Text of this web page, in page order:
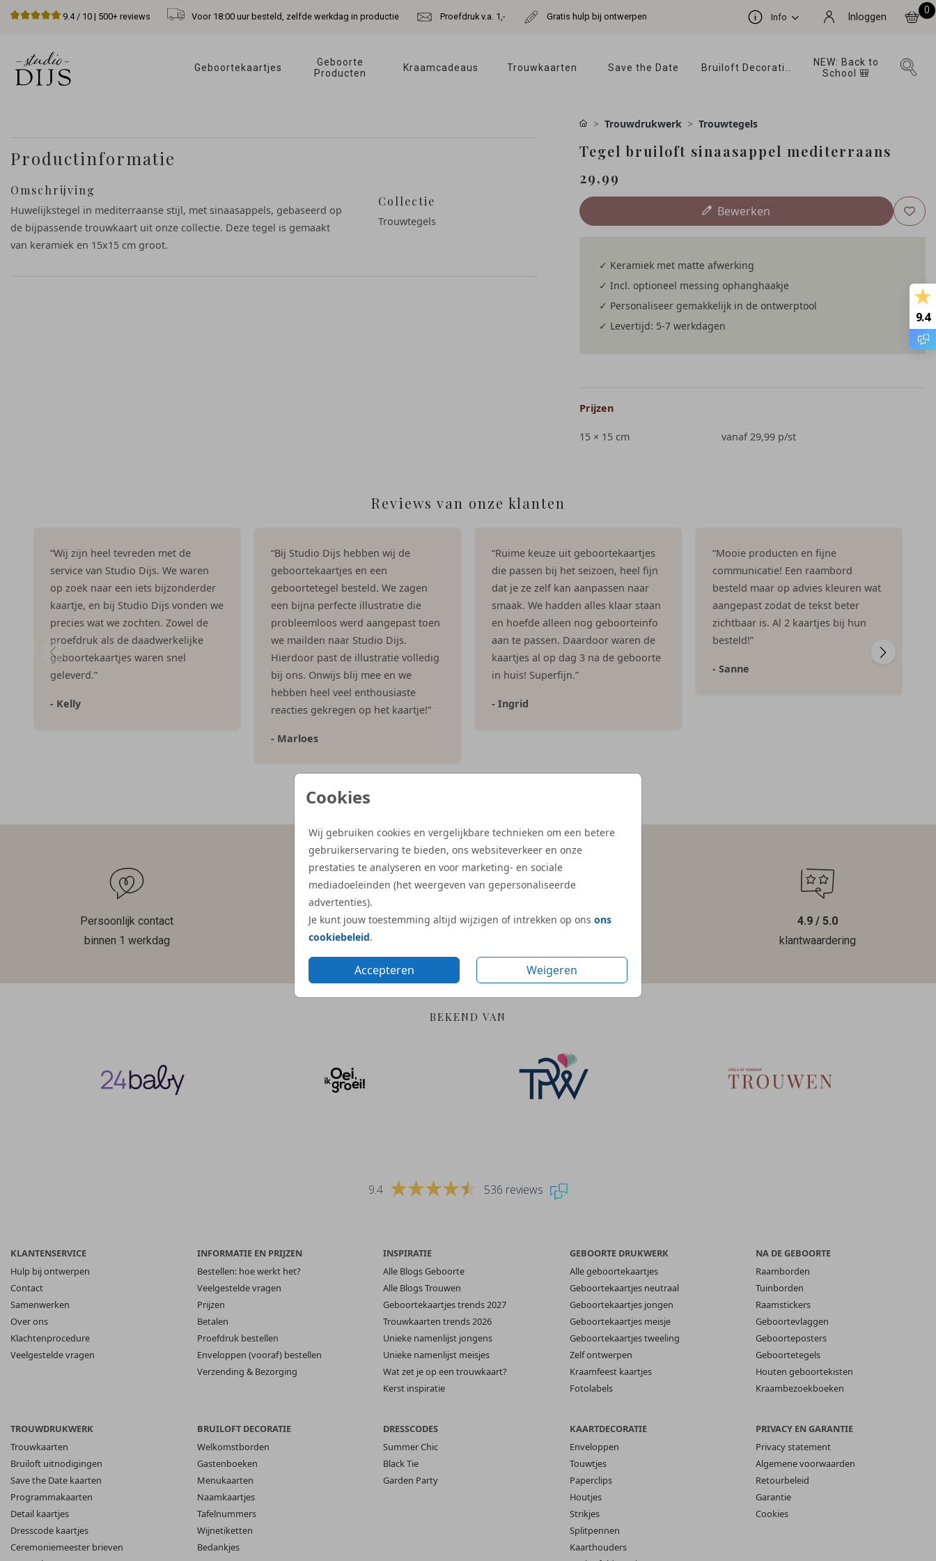
9.4/ 10 | 500+ reviews Voor 18:00 uur besteld, zelfde werkdag in productie Proefdruk v.a. 1,- Gratis hulp bij ontwerpen Info Inloggen
0
Geboortekaartjes
Geboorte
Producten
Kraamcadeaus Trouwkaarten Save the Date
NEW: Back to
School 🎒
Cookies
Wij gebruiken cookies en vergelijkbare technieken om een betere
gebruikerservaring te bieden, ons websiteverkeer en onze
prestaties te analyseren en voor marketing- en sociale
mediadoeleinden (het weergeven van gepersonaliseerde
advertenties).
Je kunt jouw toestemming altijd wijzigen of intrekken op ons ons
cookiebeleid.
Accepteren Weigeren
Productinformatie
Omschrijving
Huwelijkstegel in mediterraanse stijl, met sinaasappels, gebaseerd op
de bijpassende trouwkaart uit onze collectie. Deze tegel is gemaakt
van keramiek en 15x15 cm groot.
Collectie
Trouwtegels
Trouwdrukwerk Trouwtegels
Tegel bruiloft sinaasappel mediterraans
29,99
Bewerken
✓ Keramiek met matte afwerking
✓ Incl. optioneel messing ophanghaakje
✓ Personaliseer gemakkelijk in de ontwerptool
✓ Levertijd: 5-7 werkdagen
Prijzen
15 × 15 cm vanaf 29,99 p/st
9.4
Reviews van onze klanten
“Wij zijn heel tevreden met de
service van Studio Dijs. We waren
op zoek naar een iets bijzonderder
kaartje, en bij Studio Dijs vonden we
precies wat we zochten. Zowel de
proefdruk als de daadwerkelijke
geboortekaartjes waren snel
geleverd.”
- Kelly
“Bij Studio Dijs hebben wij de
geboortekaartjes en een
geboortetegel besteld. We zagen
een bijna perfecte illustratie die
probleemloos werd aangepast toen
we mailden naar Studio Dijs.
Hierdoor past de illustratie volledig
bij ons. Onwijs blij mee en we
hebben heel veel enthousiaste
reacties gekregen op het kaartje!”
- Marloes
“Ruime keuze uit geboortekaartjes
die passen bij het seizoen, heel fijn
dat je ze zelf kan aanpassen naar
smaak. We hadden alles klaar staan
en hoefde alleen nog geboorteinfo
aan te passen. Daardoor waren de
kaartjes al op dag 3 na de geboorte
in huis! Superfijn.”
- Ingrid
“Mooie producten en fijne
communicatie! Een raambord
besteld maar op advies kleuren wat
aangepast zodat de tekst beter
zichtbaar is. Al 2 kaartjes bij hun
besteld!”
- Sanne
Persoonlijk contact
binnen 1 werkdag
Gratis hulp
bij ontwerpen
Duurzame en
4.9 / 5.0
klantwaardering
BEKEND VAN
9.4 536 reviews
KLANTENSERVICE
Hulp bij ontwerpen
Contact
Samenwerken
Over ons
Klachtenprocedure
Veelgestelde vragen
INFORMATIE EN PRIJZEN
Bestellen: hoe werkt het?
Veelgestelde vragen
Prijzen
Betalen
Proefdruk bestellen
Enveloppen (vooraf) bestellen
Verzending & Bezorging
INSPIRATIE
Alle Blogs Geboorte
Alle Blogs Trouwen
Geboortekaartjes trends 2027
Trouwkaarten trends 2026
Unieke namenlijst jongens
Unieke namenlijst meisjes
Wat zet je op een trouwkaart?
Kerst inspiratie
GEBOORTE DRUKWERK
Alle geboortekaartjes
Geboortekaartjes neutraal
Geboortekaartjes jongen
Geboortekaartjes meisje
Geboortekaartjes tweeling
Zelf ontwerpen
Kraamfeest kaartjes
Fotolabels
NA DE GEBOORTE
Raamborden
Tuinborden
Raamstickers
Geboortevlaggen
Geboorteposters
Geboortetegels
Houten geboortekisten
Kraambezoekboeken
TROUWDRUKWERK
Trouwkaarten
Bruiloft uitnodigingen
Save the Date kaarten
Programmakaarten
Detail kaartjes
Dresscode kaartjes
Ceremoniemeester brieven
BRUILOFT DECORATIE
Welkomstborden
Gastenboeken
Menukaarten
Naamkaartjes
Tafelnummers
Wijnetiketten
Bedankjes
DRESSCODES
Summer Chic
Black Tie
Garden Party
KAARTDECORATIE
Enveloppen
Touwtjes
Paperclips
Houtjes
Strikjes
Splitpennen
Kaarthouders
PRIVACY EN GARANTIE
Privacy statement
Algemene voorwaarden
Retourbeleid
Garantie
Cookies